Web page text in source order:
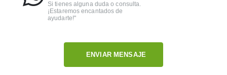
Si tienes alguna duda o consulta.
¡Estaremos encantados de
ayudarte!"
ENVIAR MENSAJE